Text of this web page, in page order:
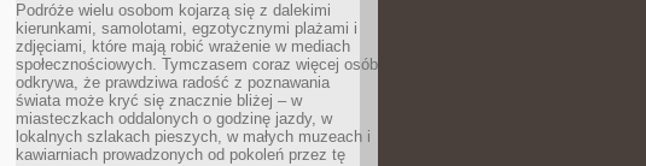
Podróże wielu osobom kojarzą się z dalekimi
kierunkami, samolotami, egzotycznymi plażami i
zdjęciami, które mają robić wrażenie w mediach
społecznościowych. Tymczasem coraz więcej osób
odkrywa, że prawdziwa radość z poznawania
świata może kryć się znacznie bliżej – w
miasteczkach oddalonych o godzinę jazdy, w
lokalnych szlakach pieszych, w małych muzeach i
kawiarniach prowadzonych od pokoleń przez tę